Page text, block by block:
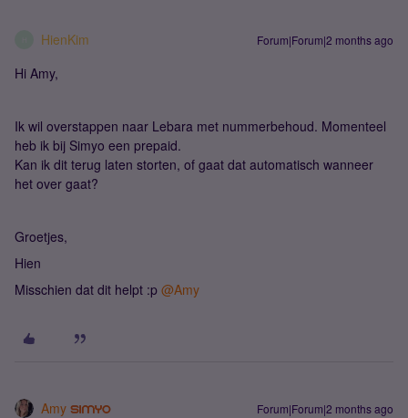
HienKim Forum|Forum|2 months ago
Hi Amy,
Ik wil overstappen naar Lebara met nummerbehoud. Momenteel
heb ik bij Simyo een prepaid.
Kan ik dit terug laten storten, of gaat dat automatisch wanneer
het over gaat?
Groetjes,
Hien
Misschien dat dit helpt :p ​ @Amy
Amy Forum|Forum|2 months ago